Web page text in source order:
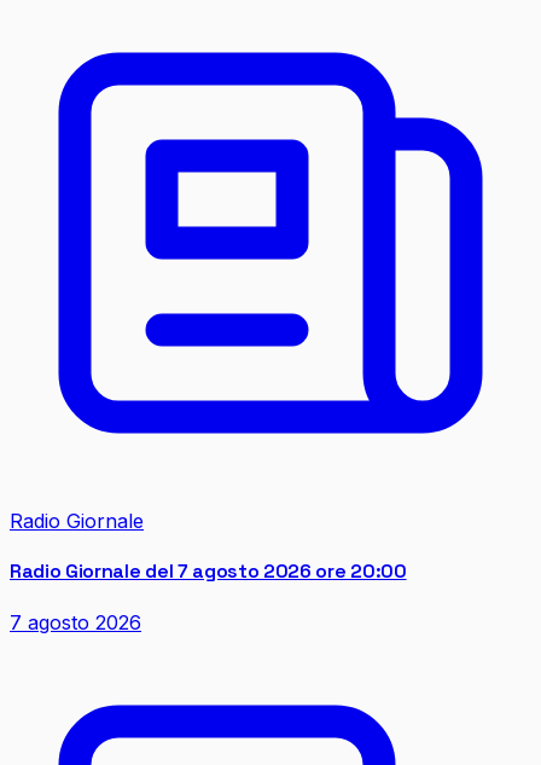
Radio Giornale
Radio Giornale del 7 agosto 2026 ore 20:00
7 agosto 2026